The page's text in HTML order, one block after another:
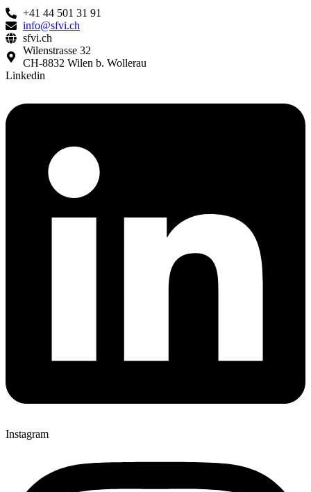
+41 44 501 31 91
info@sfvi.ch
sfvi.ch
Wilenstrasse 32
CH-8832 Wilen b. Wollerau
Linkedin
Instagram